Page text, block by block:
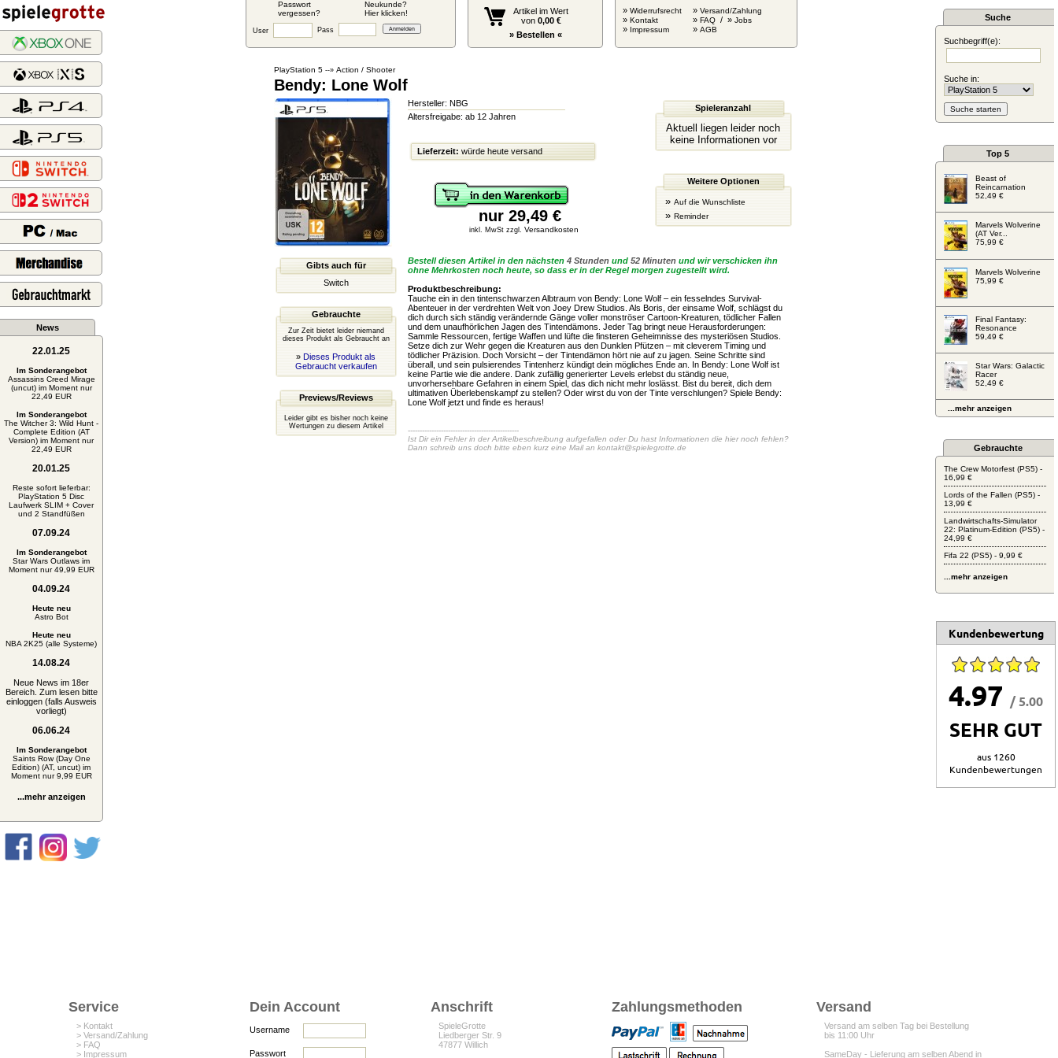
Passwort
vergessen?
Neukunde?
Hier klicken!
User Pass
Artikel im Wert
von 0,00 €
» Bestellen «
» Widerrufsrecht
» Kontakt
» Impressum
» Versand/Zahlung
» FAQ / » Jobs
» AGB
News
22.01.25
Im Sonderangebot
Assassins Creed Mirage
(uncut) im Moment nur
22,49 EUR
Im Sonderangebot
The Witcher 3: Wild Hunt -
Complete Edition (AT
Version) im Moment nur
22,49 EUR
20.01.25
Reste sofort lieferbar:
PlayStation 5 Disc
Laufwerk SLIM + Cover
und 2 Standfüßen
07.09.24
Im Sonderangebot
Star Wars Outlaws im
Moment nur 49,99 EUR
04.09.24
Heute neu
Astro Bot
Heute neu
NBA 2K25 (alle Systeme)
14.08.24
Neue News im 18er
Bereich. Zum lesen bitte
einloggen (falls Ausweis
vorliegt)
06.06.24
Im Sonderangebot
Saints Row (Day One
Edition) (AT, uncut) im
Moment nur 9,99 EUR
...mehr anzeigen
PlayStation 5--» Action / Shooter
Bendy: Lone Wolf
Hersteller: NBG
Altersfreigabe: ab 12 Jahren
Lieferzeit: würde heute versand
nur 29,49 €
inkl. MwSt zzgl. Versandkosten
Spieleranzahl
Aktuell liegen leider noch
keine Informationen vor
Weitere Optionen
» Auf die Wunschliste
» Reminder
Gibts auch für
Switch
Gebrauchte
Zur Zeit bietet leider niemand
dieses Produkt als Gebraucht an
» Dieses Produkt als
Gebraucht verkaufen
Previews/Reviews
Leider gibt es bisher noch keine
Wertungen zu diesem Artikel
Bestell diesen Artikel in den nächsten4 Stunden und52 Minuten und wir verschicken ihn
ohne Mehrkosten noch heute, so dass er in der Regel morgen zugestellt wird.
Produktbeschreibung:
Tauche ein in den tintenschwarzen Albtraum von Bendy: Lone Wolf – ein fesselndes Survival-
Abenteuer in der verdrehten Welt von Joey Drew Studios. Als Boris, der einsame Wolf, schlägst du
dich durch sich ständig verändernde Gänge voller monströser Cartoon-Kreaturen, tödlicher Fallen
und dem unaufhörlichen Jagen des Tintendämons. Jeder Tag bringt neue Herausforderungen:
Sammle Ressourcen, fertige Waffen und lüfte die finsteren Geheimnisse des mysteriösen Studios.
Setze dich zur Wehr gegen die Kreaturen aus den Dunklen Pfützen – mit cleverem Timing und
tödlicher Präzision. Doch Vorsicht – der Tintendämon hört nie auf zu jagen. Seine Schritte sind
überall, und sein pulsierendes Tintenherz kündigt dein mögliches Ende an. In Bendy: Lone Wolf ist
keine Partie wie die andere. Dank zufällig generierter Levels erlebst du ständig neue,
unvorhersehbare Gefahren in einem Spiel, das dich nicht mehr loslässt. Bist du bereit, dich dem
ultimativen Überlebenskampf zu stellen? Oder wirst du von der Tinte verschlungen? Spiele Bendy:
Lone Wolf jetzt und finde es heraus!
-----------------------------------------------
Ist Dir ein Fehler in der Artikelbeschreibung aufgefallen oder Du hast Informationen die hier noch fehlen?
Dann schreib uns doch bitte eben kurz eine Mail an kontakt@spielegrotte.de
Suche
Suchbegriff(e):
Suche in:
Top 5
Beast of
Reincarnation
52,49 €
Marvels Wolverine
(AT Ver...
75,99 €
Marvels Wolverine
75,99 €
Final Fantasy:
Resonance
59,49 €
Star Wars: Galactic
Racer
52,49 €
...mehr anzeigen
Gebrauchte
The Crew Motorfest (PS5) -
16,99 €
Lords of the Fallen (PS5) -
13,99 €
Landwirtschafts-Simulator
22: Platinum-Edition (PS5) -
24,99 €
Fifa 22 (PS5) - 9,99 €
...mehr anzeigen
Kundenbewertung
4.97 / 5.00
SEHR GUT
aus 1260
Kundenbewertungen
Service
> Kontakt
> Versand/Zahlung
> FAQ
> Impressum
Dein Account
Username
Passwort
Anschrift
SpieleGrotte
Liedberger Str. 9
47877 Willich
Zahlungsmethoden Versand
Versand am selben Tag bei Bestellung
bis 11:00 Uhr
SameDay - Lieferung am selben Abend in